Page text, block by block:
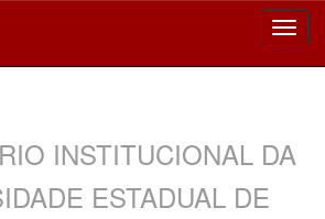
INSTITUCIONAL DA
ESTADUAL DE